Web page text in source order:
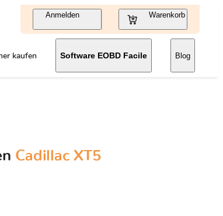
Anmelden Warenkorb
kaufen Software EOBD Facile Blog
Cadillac XT5